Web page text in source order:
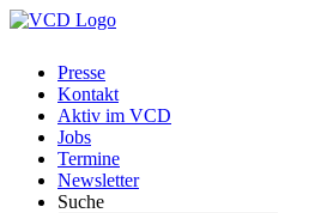
Presse
Kontakt
Aktiv im VCD
Jobs
Termine
Newsletter
Suche